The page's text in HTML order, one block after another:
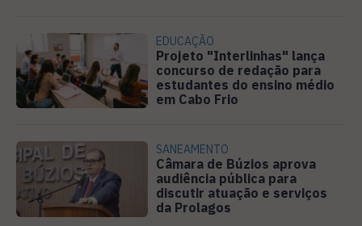
EDUCAÇÃO
Projeto "Interlinhas" lança
concurso de redação para
estudantes do ensino médio
em Cabo Frio
SANEAMENTO
Câmara de Búzios aprova
audiência pública para
discutir atuação e serviços
da Prolagos